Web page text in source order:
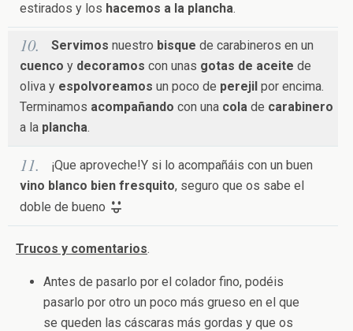
estirados y los hacemos a la plancha.
Servimos nuestro bisque de carabineros en un
cuenco y decoramos con unas gotas de aceite de
oliva y espolvoreamos un poco de perejil por encima.
Terminamos acompañando con una cola de carabinero
a la plancha.
¡Que aproveche!Y si lo acompañáis con un buen
vino blanco bien fresquito, seguro que os sabe el
doble de bueno
Trucos y comentarios.
Antes de pasarlo por el colador fino, podéis
pasarlo por otro un poco más grueso en el que
se queden las cáscaras más gordas y que os